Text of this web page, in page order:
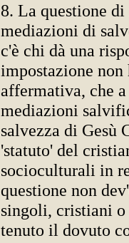
8. La questione
mediazioni di
c'è chi dà una
impostazione non
affermativa, che
mediazioni
salvezza di Gesù
'statuto' del
socioculturali in
questione non
singoli, cristiani o
tenuto il dovuto